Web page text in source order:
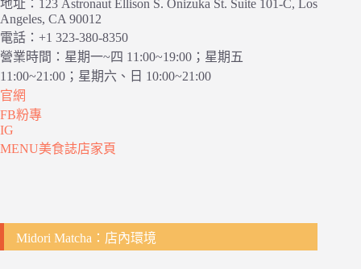
地址：123 Astronaut Ellison S. Onizuka St. Suite 101-C, Los
Angeles, CA 90012
電話：+1 323-380-8350
營業時間：星期一~四 11:00~19:00；星期五
11:00~21:00；星期六、日 10:00~21:00
官網
FB粉專
IG
MENU美食誌店家頁
Midori Matcha：店內環境